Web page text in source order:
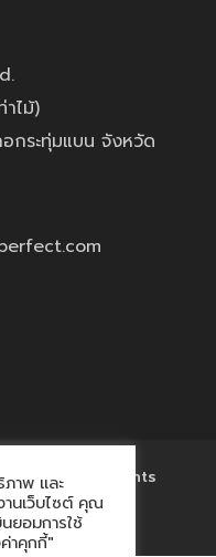
ไม้)
กระทุ่มแบน จังหวัด
พรีเมี่ยม' All Rights
ภาพ และ
านเว็บไซต์ คุณ
ยอมการใช้
าคุกกี้"